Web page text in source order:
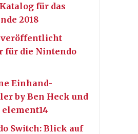
für das
2018
veröffentlicht
für die Nintendo
Einhand-
by Ben Heck und
Switch: Blick auf